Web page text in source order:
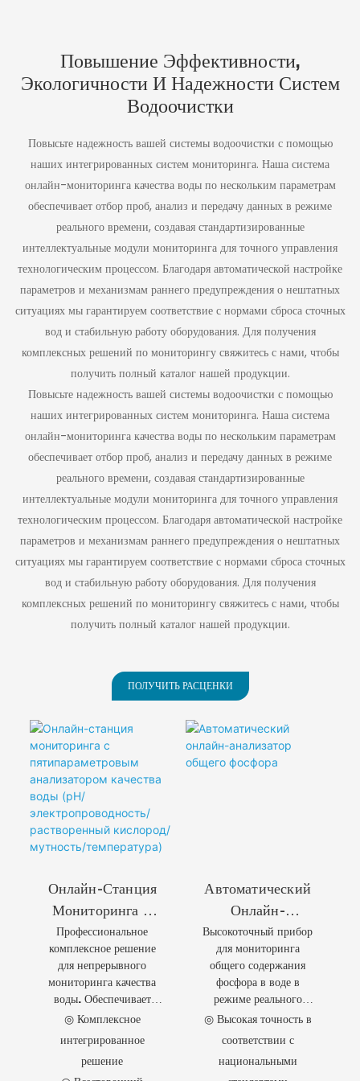
Воды 3
Усовершенство
Ванная
Ультрафильтра
Ционная
Мембрана
QILEE:
Технология
Точного
Разделения Для
Различных
Источников
Воды 4
Усовершенство
Ванная
Ультрафильтра
Ционная
Мембрана
QILEE:
Источников
Воды
сводя к минимуму
сопротивление при
сохранении
способности к
загрязнений. Наша
запатентованная
производства
гарантирует
стабильное
распределение пор
размером 0,03–0,05
мкм с отклонением
менее 5%, что
имеет решающее
значение для
предсказуемой
и конструкции
системы.
использования в
системах городского
водоснабжения. Он
обеспечивает
исключительную
производительность
при значительном
снижении
энергопотребления.
◎ Широкий спектр
применения
использования
концентрата
обратного осмоса и
жидкости
◎ Преимущества
системной
интеграции
применений
Повышение Эффективности,
Экологичности И Надежности Систем
Водоочистки
Повысьте надежность вашей системы водоочистки с помощью
наших интегрированных систем мониторинга. Наша система
онлайн-мониторинга качества воды по нескольким параметрам
обеспечивает отбор проб, анализ и передачу данных в режиме
реального времени, создавая стандартизированные
интеллектуальные модули мониторинга для точного управления
технологическим процессом. Благодаря автоматической настройке
параметров и механизмам раннего предупреждения о нештатных
ситуациях мы гарантируем соответствие с нормами сброса сточных
вод и стабильную работу оборудования. Для получения
комплексных решений по мониторингу свяжитесь с нами, чтобы
получить полный каталог нашей продукции.
Повысьте надежность вашей системы водоочистки с помощью
наших интегрированных систем мониторинга. Наша система
онлайн-мониторинга качества воды по нескольким параметрам
обеспечивает отбор проб, анализ и передачу данных в режиме
реального времени, создавая стандартизированные
интеллектуальные модули мониторинга для точного управления
технологическим процессом. Благодаря автоматической настройке
параметров и механизмам раннего предупреждения о нештатных
ситуациях мы гарантируем соответствие с нормами сброса сточных
вод и стабильную работу оборудования. Для получения
комплексных решений по мониторингу свяжитесь с нами, чтобы
получить полный каталог нашей продукции.
ПОЛУЧИТЬ РАСЦЕНКИ
Онлайн-Станция
Мониторинга С
Пятипараметровы
М Анализатором
Качества Воды
(pH/
Электропроводнос
Ть/растворенный
Кислород/
Профессиональное
комплексное решение
для непрерывного
мониторинга качества
воды. Обеспечивает
контроль пяти основных
электропроводности
(EC), растворенного
◎ Комплексное
интегрированное
решение
Автоматический
Онлайн-
Анализатор
Общего Фосфора
Высокоточный прибор
для мониторинга
общего содержания
фосфора в воде в
режиме реального
времени. Соответствует
стандартам и
объединяет в себе
◎ Высокая точность в
соответствии с
национальными